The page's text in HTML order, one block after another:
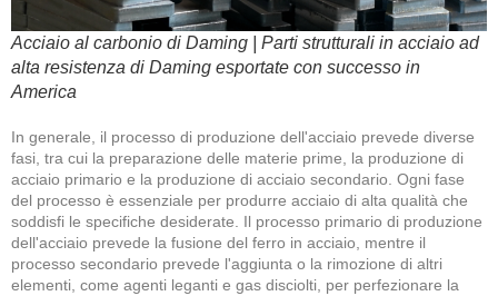
Acciaio al carbonio di Daming | Parti strutturali in acciaio ad
alta resistenza di Daming esportate con successo in
America
In generale, il processo di produzione dell'acciaio prevede diverse
fasi, tra cui la preparazione delle materie prime, la produzione di
acciaio primario e la produzione di acciaio secondario. Ogni fase
del processo è essenziale per produrre acciaio di alta qualità che
soddisfi le specifiche desiderate. Il processo primario di produzione
dell'acciaio prevede la fusione del ferro in acciaio, mentre il
processo secondario prevede l'aggiunta o la rimozione di altri
elementi, come agenti leganti e gas disciolti, per perfezionare la